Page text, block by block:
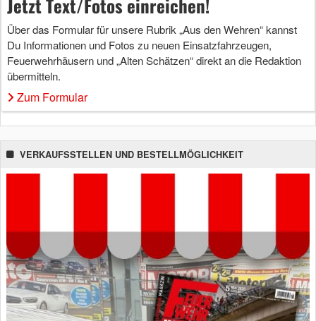
Jetzt Text/Fotos einreichen!
Über das Formular für unsere Rubrik „Aus den Wehren“ kannst
Du Informationen und Fotos zu neuen Einsatzfahrzeugen,
Feuerwehrhäusern und „Alten Schätzen“ direkt an die Redaktion
übermitteln.
Zum Formular
VERKAUFSSTELLEN UND BESTELLMÖGLICHKEIT